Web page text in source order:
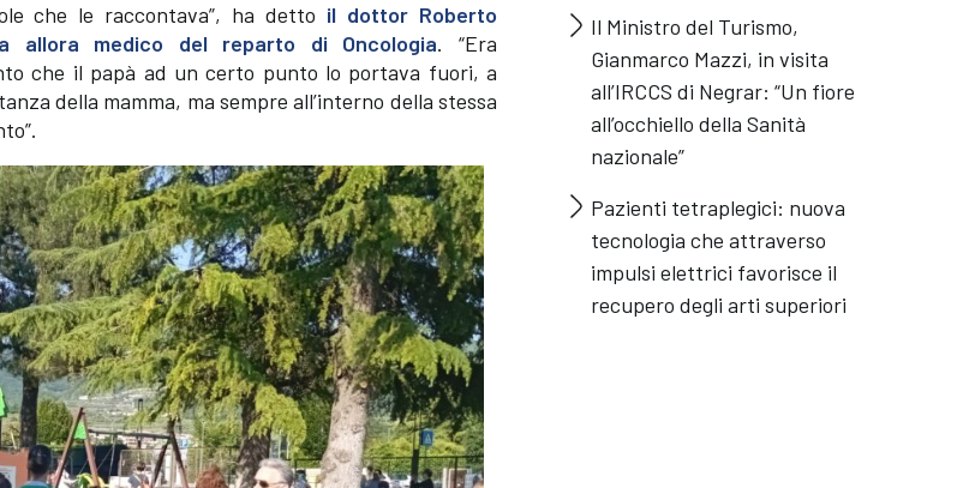
che le raccontava”, ha detto il dottor Roberto
allora medico del reparto di Oncologia. “Era
che il papà ad un certo punto lo portava fuori, a
della mamma, ma sempre all’interno della stessa
Il Ministro del Turismo,
Gianmarco Mazzi, in visita
all’IRCCS di Negrar: “Un fiore
all’occhiello della Sanità
nazionale”
Pazienti tetraplegici: nuova
tecnologia che attraverso
impulsi elettrici favorisce il
recupero degli arti superiori